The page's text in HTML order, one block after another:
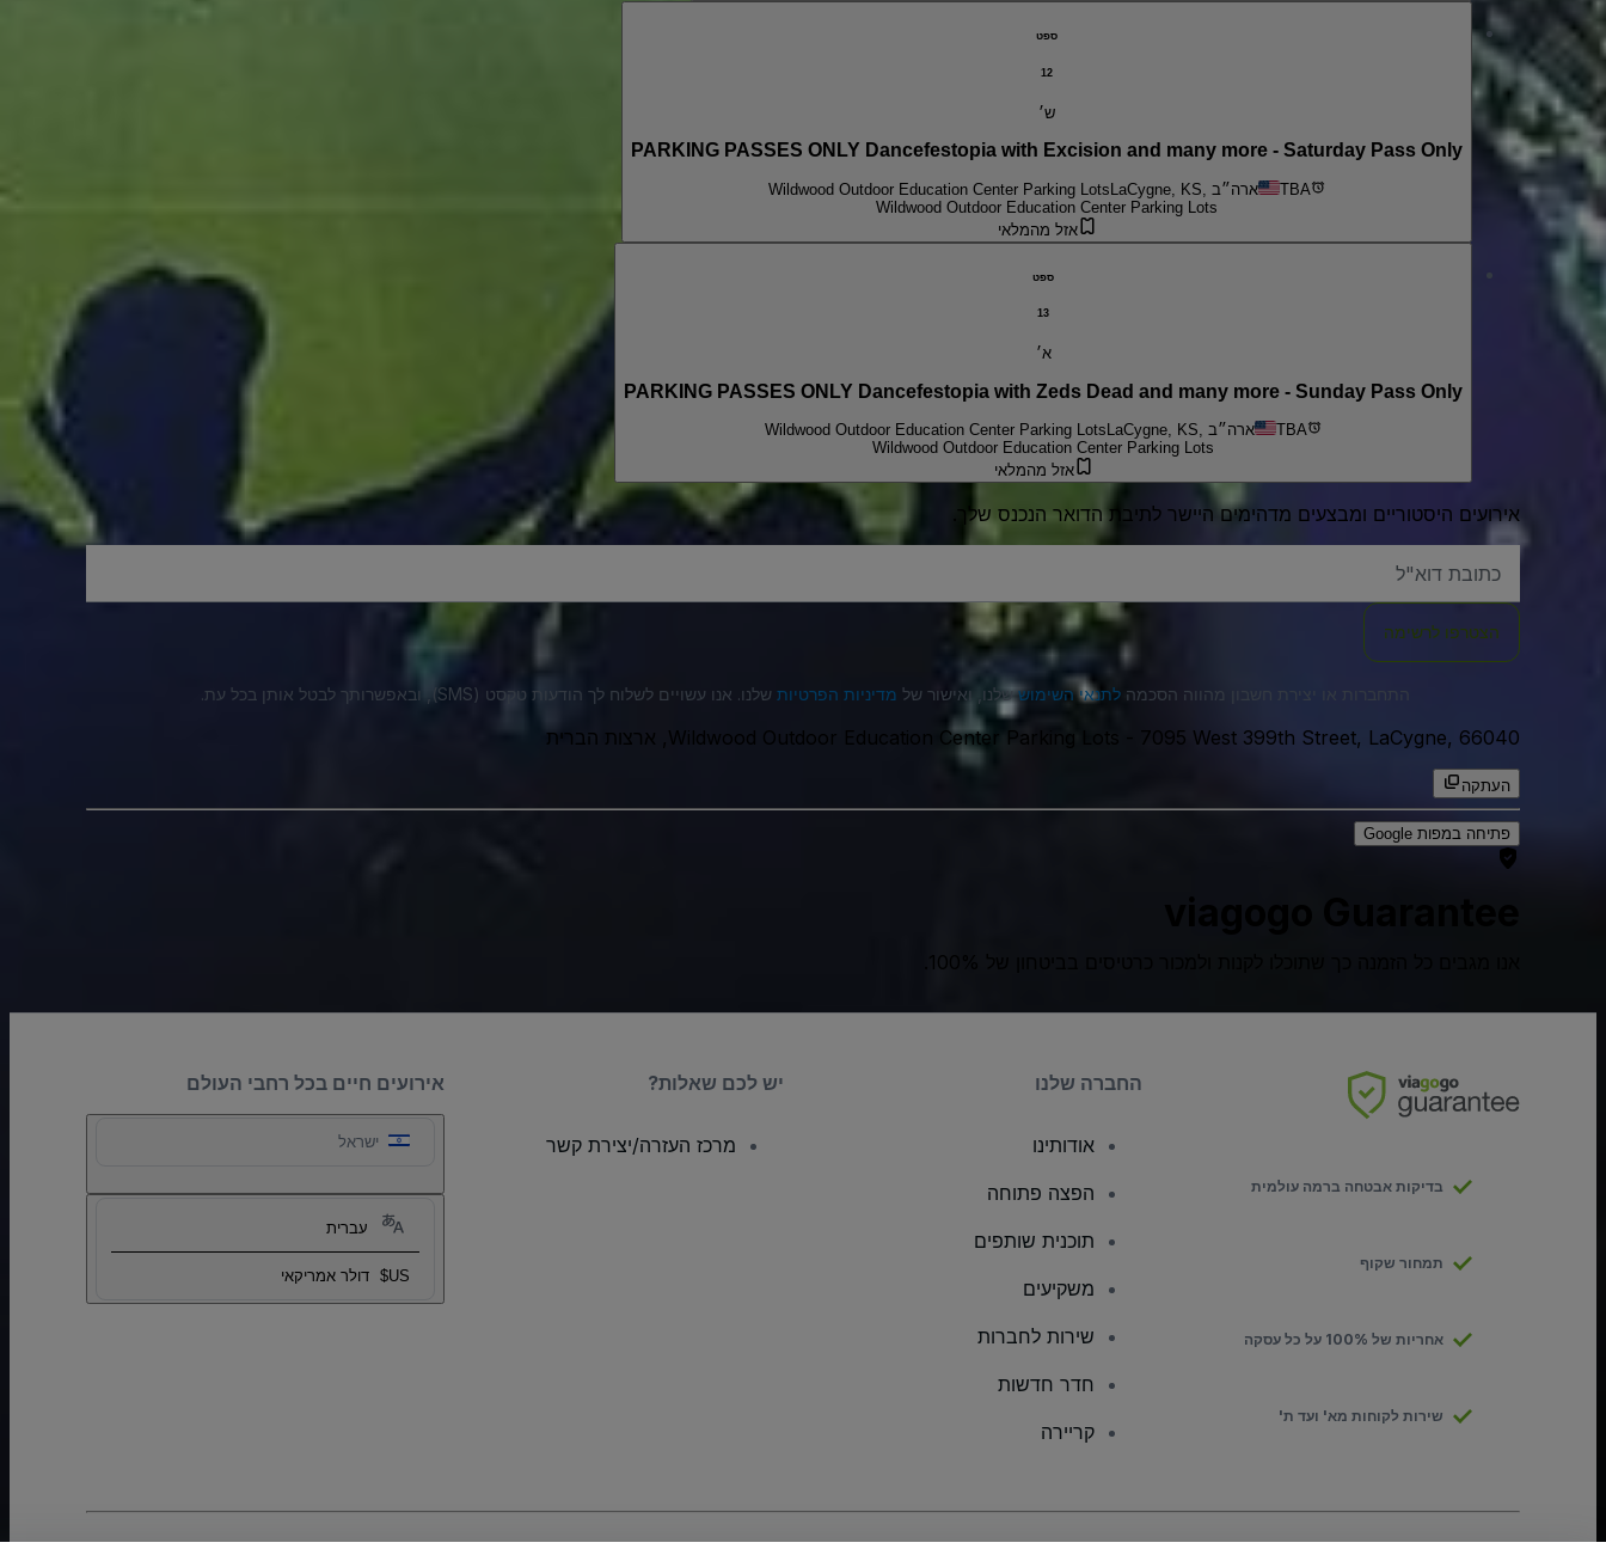
ספט
12
ש׳
PARKING PASSES ONLY Dancefestopia with Excision and many more - Saturday Pass Only
TBA LaCygne, KS, ארה״ב
Wildwood Outdoor Education Center Parking Lots
Wildwood Outdoor Education Center Parking Lots
אזל מהמלאי
ספט
13
א׳
PARKING PASSES ONLY Dancefestopia with Zeds Dead and many more - Sunday Pass Only
TBA LaCygne, KS, ארה״ב
Wildwood Outdoor Education Center Parking Lots
Wildwood Outdoor Education Center Parking Lots
אזל מהמלאי
אירועים היסטוריים ומבצעים מדהימים היישר לתיבת הדואר הנכנס שלך.
שלכם
הצטרפו לרשימה
התחברות או יצירת חשבון מהווה הסכמה לתנאי השימוששלנו, ואישור של מדיניות הפרטיות שלנו. אנו עשויים לשלוח לך הודעות טקסט (SMS), ובאפשרותך לבטל אותן בכל עת.
Wildwood Outdoor Education Center Parking Lots - 7095 West 399th Street, LaCygne, 66040, ארצות הברית
העתקה
פתיחה במפות Google
אירועים חיים בכל רחבי העולם
ישראל
עברית
US$ דולר אמריקאי
בדיקות אבטחה ברמה עולמית
תמחור שקוף
אחריות של 100% על כל עסקה
שירות לקוחות מא' ועד ת'
החברה שלנו
אודותינו
הפצה פתוחה
תוכנית שותפים
משקיעים
שירות לחברות
חדר חדשות
קריירה
יש לכם שאלות?
מרכז העזרה/יצירת קשר